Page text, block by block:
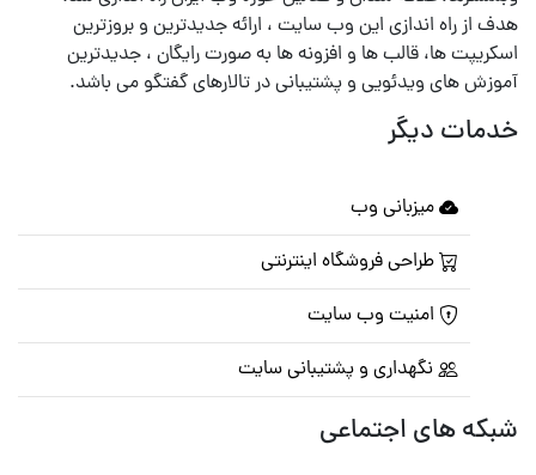
هدف از راه اندازی این وب سایت ، ارائه جدیدترین و بروزترین
اسکریپت ها، قالب ها و افزونه ها به صورت رایگان ، جدیدترین
آموزش های ویدئویی و پشتیبانی در تالارهای گفتگو می باشد.
خدمات دیگر
میزبانی وب
طراحی فروشگاه اینترنتی
امنیت وب سایت
نگهداری و پشتیبانی سایت
شبکه های اجتماعی